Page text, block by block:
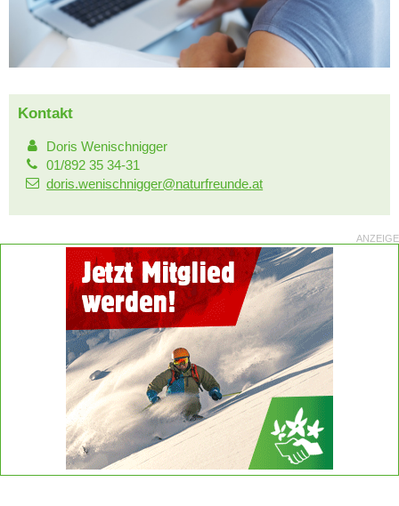
Kontakt
Doris Wenischnigger
01/892 35 34-31
doris.wenischnigger@naturfreunde.at
ANZEIGE